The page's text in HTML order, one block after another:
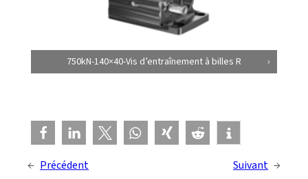
750kN-140×40-Vis d’entraînement à billes R
← Précédent Suivant →